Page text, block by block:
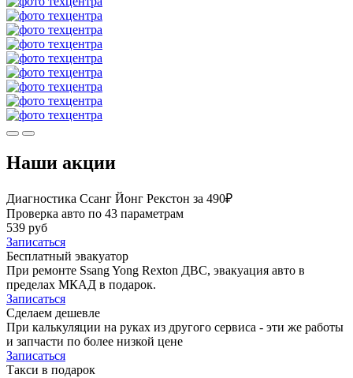
Наши акции
Диагностика Ссанг Йонг Рекстон за 490₽
Проверка авто по 43 параметрам
539 руб
Записаться
Бесплатный эвакуатор
При ремонте Ssang Yong Rexton ДВС, эвакуация авто в
пределах МКАД в подарок.
Записаться
Сделаем дешевле
При калькуляции на руках из другого сервиса - эти же работы
и запчасти по более низкой цене
Записаться
Такси в подарок